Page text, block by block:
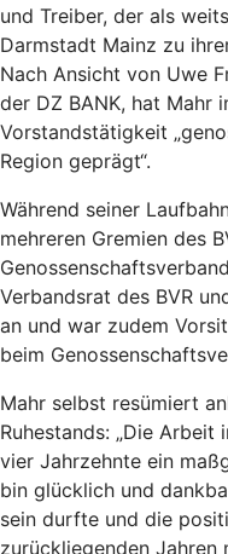
und Treiber, der als
Darmstadt Mainz zu
Nach Ansicht von Uwe
der DZ BANK, hat Mahr
Vorstandstätigkeit
Region geprägt“.
Während seiner
mehreren Gremien des
Verbandsrat des BVR
an und war zudem
beim
Mahr selbst resümiert
Ruhestands: „Die
vier Jahrzehnte ein
bin glücklich und
sein durfte und die
zurückliegenden